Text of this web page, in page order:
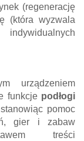
(regenerację
(która wyzwala
urządzeniem
funkcje podłogi
pomoc
gier i zabaw
treści